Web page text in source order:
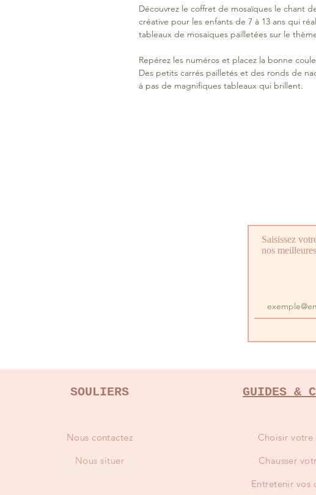
Découvrez le coffret de mosaïques le chant
créative pour les enfants de 7 à 13 ans qui
tableaux de mosaiques pailletées sur le
Repérez les numéros et placez la bonne
Des petits carrés pailletés et des ronds de
à pas de magnifiques tableaux qui brillent.
Saisissez
nos
SOULIERS
Nous contactez
Nous situer
GUIDES &
Choisir
Chausser
Entretenir vos